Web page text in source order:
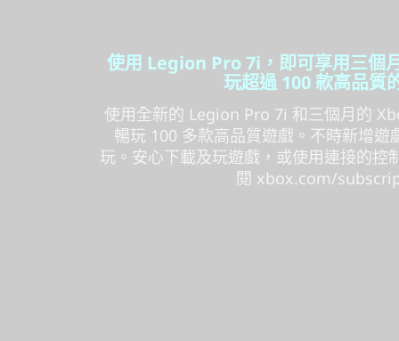
使用 Legion Pro 7i，即可享用三個
玩超過 100 款高品質
使用全新的 Legion Pro 7i 和三個月的
暢玩 100 多款高品質遊戲。不時新增
玩。安心下載及玩遊戲，或使用連接的控
閱 xbox.com/